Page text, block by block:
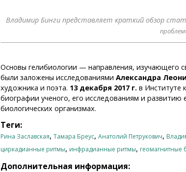
Владимир Бинги представляет краткий обзор
Основы гелибиологии — направления, изучающего
были заложены исследованиями Александра
художника и поэта. 13 декабря 2017 г. в Институте
биографии ученого, его исследованиям и развитию
биологических организмах.
Теги:
Рина Заславская, Тамара Бреус, Анатолий Петрукович,
циркадианные ритмы, инфрадианные ритмы, геомагнитные
Дополнительная информация: